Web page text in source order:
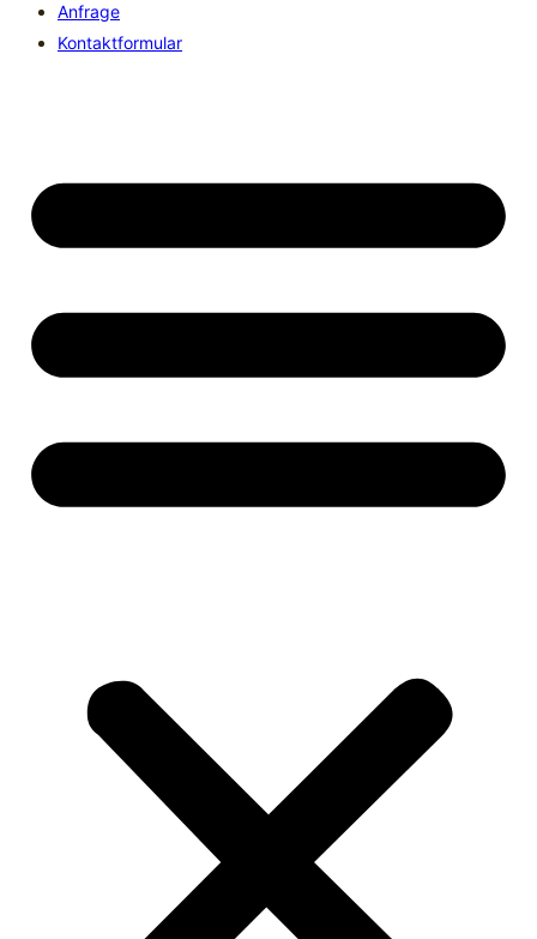
Anfrage
Kontaktformular